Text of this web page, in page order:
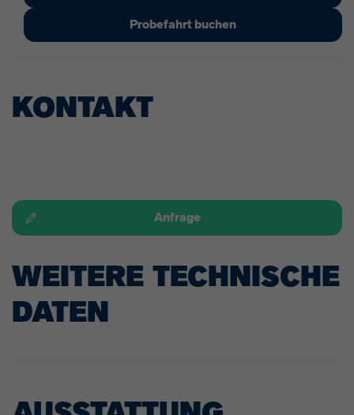
Probefahrt buchen
KONTAKT
Anfrage
WEITERE TECHNISCHE
DATEN